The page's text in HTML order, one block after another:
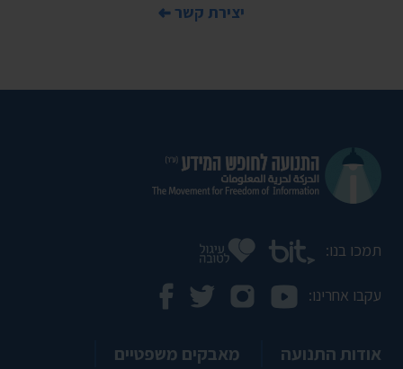
יצירת קשר
תמכו בנו:
עקבו אחרינו:
אודות התנועה מאבקים משפטיים